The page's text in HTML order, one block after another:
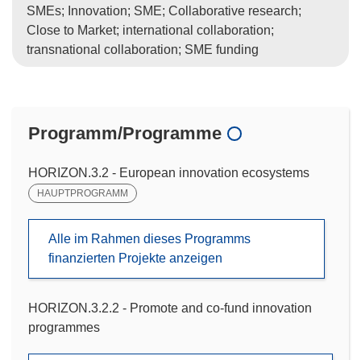
SMEs; Innovation; SME; Collaborative research;
Close to Market; international collaboration;
transnational collaboration; SME funding
Programm/Programme
HORIZON.3.2 - European innovation ecosystems
HAUPTPROGRAMM
Alle im Rahmen dieses Programms
finanzierten Projekte anzeigen
HORIZON.3.2.2 - Promote and co-fund innovation
programmes